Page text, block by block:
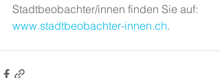
Stadtbeobachter/innen finden Sie auf:
www.stadtbeobachter-innen.ch.